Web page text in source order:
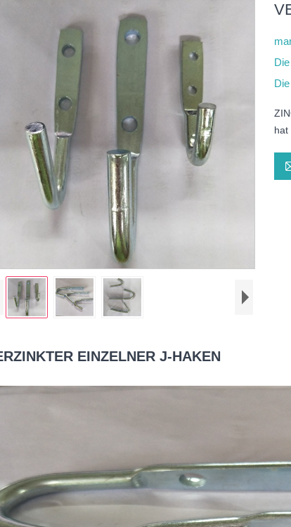
hat
EINZELNER J-HAKEN